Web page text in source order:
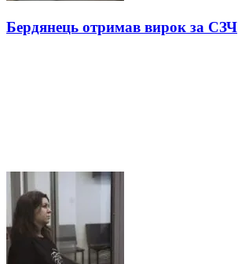
Бердянець отримав вирок за СЗЧ